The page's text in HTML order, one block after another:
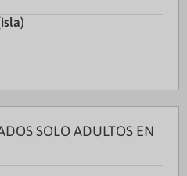
SOLO ADULTOS EN